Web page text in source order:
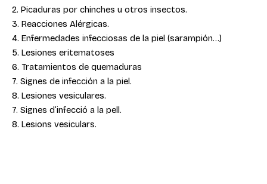
2. Picaduras por chinches u otros insectos.
3. Reacciones Alérgicas.
4. Enfermedades infecciosas de la piel (sarampión…)
5. Lesiones eritematoses
6. Tratamientos de quemaduras
7. Signes de infección a la piel.
8. Lesiones vesiculares.
7. Signes d’infecció a la pell.
8. Lesions vesiculars.